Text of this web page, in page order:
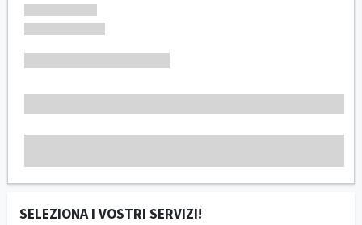
SELEZIONA I VOSTRI SERVIZI!